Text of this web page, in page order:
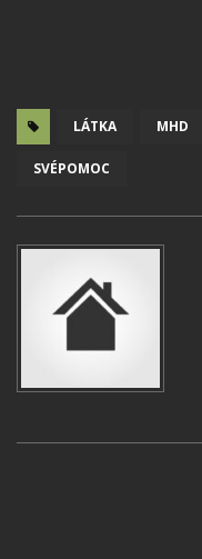
LÁTKA MHD
SVÉPOMOC